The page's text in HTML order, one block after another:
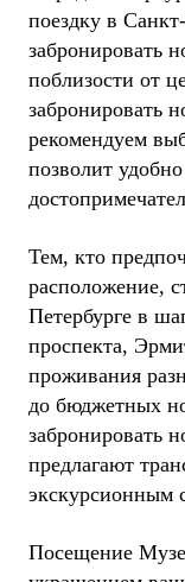
поездку в
забронировать
поблизости от
забронировать
рекомендуем
позволит
Тем, кто
расположение,
Петербурге в
проспекта,
проживания
до бюджетных
забронировать
предлагают
экскурсионным
Посещение